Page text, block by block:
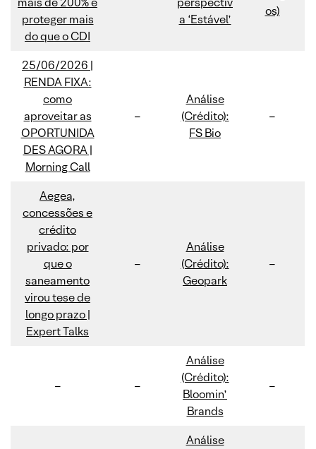
proteger mais
do que o CDI
a ‘Estável’
os)
25/06/2026 |
RENDA FIXA:
como
aproveitar as
OPORTUNIDA
DES AGORA |
Morning Call
–
Análise
(Crédito):
FS Bio
–
Aegea,
concessões e
crédito
privado: por
que o
saneamento
virou tese de
longo prazo |
Expert Talks
–
Análise
(Crédito):
Geopark
–
– –
Análise
(Crédito):
Bloomin’
Brands
–
Análise